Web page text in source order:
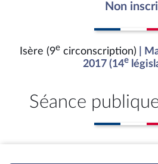
Non
Isère (9e circonscription)
|
2017 (14e
Séance